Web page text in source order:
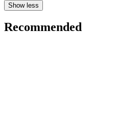
Show less
Recommended